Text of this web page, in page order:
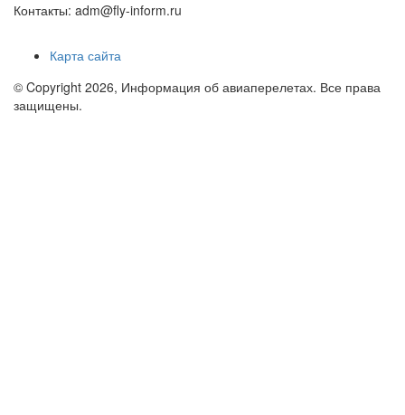
Контакты: adm@fly-inform.ru
Карта сайта
© Copyright 2026, Информация об авиаперелетах. Все права
защищены.